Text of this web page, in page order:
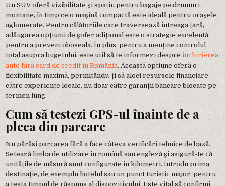
Un SUV oferă vizibilitate și spațiu pentru bagaje pe drumuri
montane, în timp ce o mașină compactă este ideală pentru orașele
aglomerate. Pentru călătoriile care traversează întreaga țară,
adăugarea opțiunii de șofer adițional este o strategie excelentă
pentru a preveni oboseala. În plus, pentru a menține controlul
total asupra bugetului, este util să te informezi despreînchirierea
auto fără card de credit în România. Această opțiune oferă o
flexibilitate maximă, permițându-ți să aloci resursele financiare
către experiențe locale, nu doar către garanții bancare blocate pe
termen lung.
Cum să testezi GPS-ul înainte de a
pleca din parcare
Nu părăsi parcarea fără a face câteva verificări tehnice de bază.
Setează limba de utilizare în română sau engleză și asigură-te că
unitățile de măsură sunt configurate în kilometri. Introdu prima
destinație, de exemplu hotelul sau un punct turistic major, pentru
a testa timpul de răspuns al dispozitivului. Este vital să confirmi